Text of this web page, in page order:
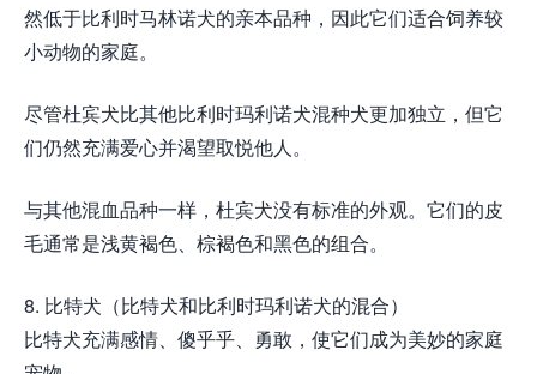
然低于比利时马林诺犬的亲本品种，因此它们适合饲养较
小动物的家庭。
尽管杜宾犬比其他比利时玛利诺犬混种犬更加独立，但它
们仍然充满爱心并渴望取悦他人。
与其他混血品种一样，杜宾犬没有标准的外观。它们的皮
毛通常是浅黄褐色、棕褐色和黑色的组合。
8. 比特犬（比特犬和比利时玛利诺犬的混合）
比特犬充满感情、傻乎乎、勇敢，使它们成为美妙的家庭